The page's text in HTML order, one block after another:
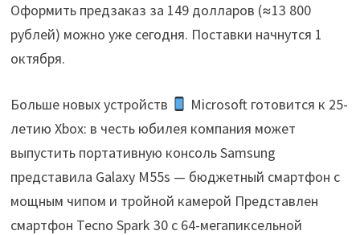
Оформить предзаказ за 149 долларов (≈13 800
рублей) можно уже сегодня. Поставки начнутся 1
октября.
Больше новых устройств
Microsoft готовится к 25-
летию Xbox: в честь юбилея компания может
выпустить портативную консоль Samsung
представила Galaxy M55s — бюджетный смартфон с
мощным чипом и тройной камерой Представлен
смартфон Tecno Spark 30 с 64-мегапиксельной